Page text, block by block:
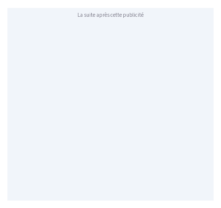
La suite après cette publicité